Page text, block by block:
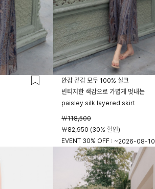
안감 겉감 모두 100% 실크
빈티지한 색감으로 가볍게 멋내는
paisley silk layered skirt
￦118,500
￦82,950 (30% 할인)
EVENT 30% OFF : ~2026-08-10
23시 59분